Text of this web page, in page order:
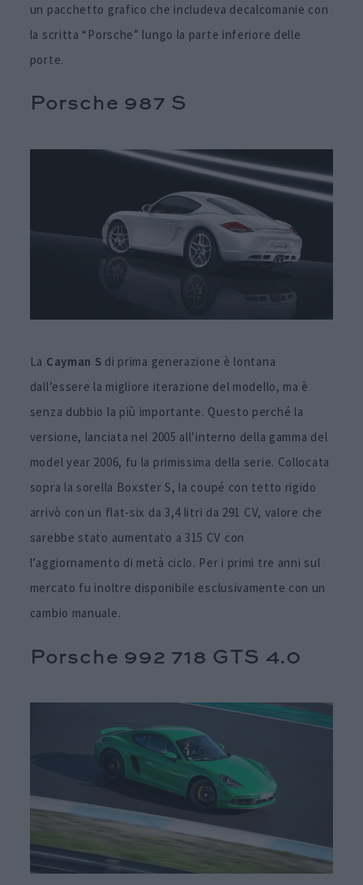
un pacchetto grafico che includeva decalcomanie con
la scritta “Porsche” lungo la parte inferiore delle
porte.
Porsche 987 S
La Cayman S di prima generazione è lontana
dall’essere la migliore iterazione del modello, ma è
senza dubbio la più importante. Questo perché la
versione, lanciata nel 2005 all’interno della gamma del
model year 2006, fu la primissima della serie. Collocata
sopra la sorella Boxster S, la coupé con tetto rigido
arrivò con un flat-six da 3,4 litri da 291 CV, valore che
sarebbe stato aumentato a 315 CV con
l’aggiornamento di metà ciclo. Per i primi tre anni sul
mercato fu inoltre disponibile esclusivamente con un
cambio manuale.
Porsche 992 718 GTS 4.0